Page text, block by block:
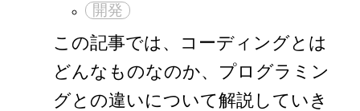
開発
この記事では、コーディングとは
どんなものなのか、プログラミン
グとの違いについて解説していき